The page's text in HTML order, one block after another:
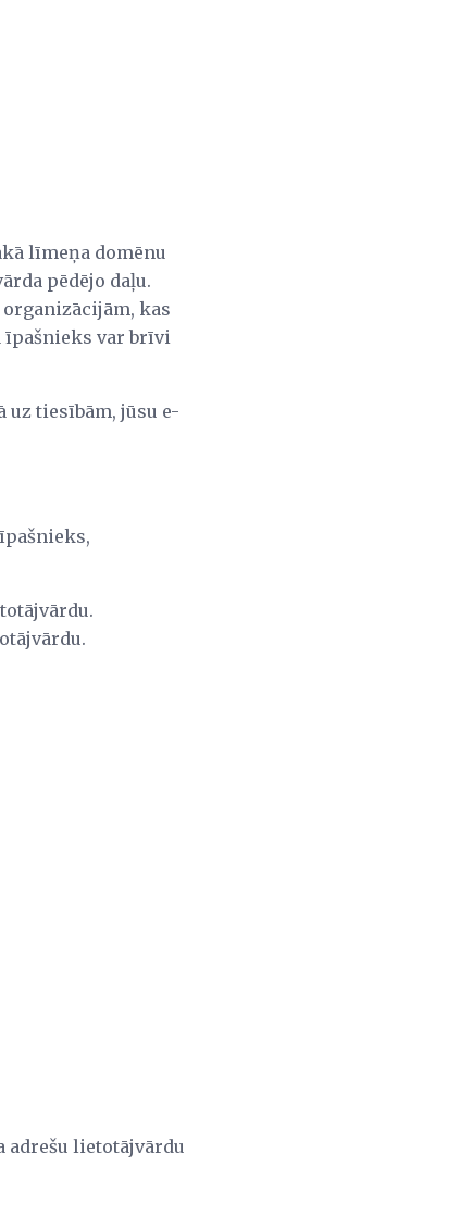
līmeņa domēnu
pēdējo daļu.
kas
īpašnieks var brīvi
uz tiesībām, jūsu e-
adrešu lietotājvārdu